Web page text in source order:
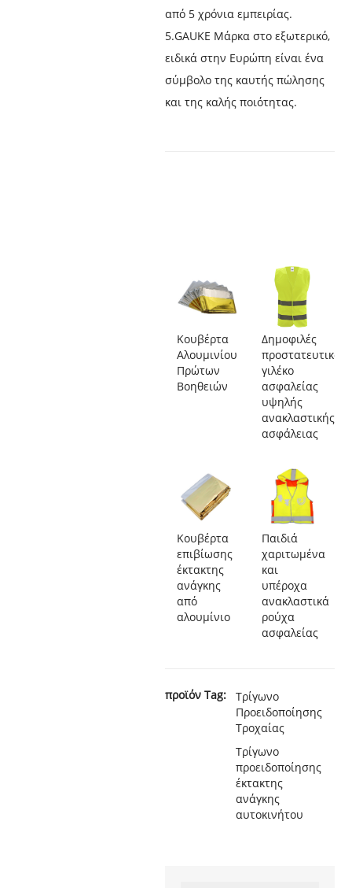
από 5 χρόνια εμπειρίας.
5.GAUKE Μάρκα στο εξωτερικό,
ειδικά στην Ευρώπη είναι ένα
σύμβολο της καυτής πώλησης
και της καλής ποιότητας.
Κουβέρτα
Αλουμινίου
Πρώτων
Βοηθειών
Δημοφιλές
προστατευτικό
γιλέκο
ασφαλείας
υψηλής
ανακλαστικής
ασφάλειας
Κουβέρτα
επιβίωσης
έκτακτης
ανάγκης
από
αλουμίνιο
Παιδιά
χαριτωμένα
και
υπέροχα
ανακλαστικά
ρούχα
ασφαλείας
προϊόν Tag:
Τρίγωνο
Προειδοποίησης
Τροχαίας
Τρίγωνο
προειδοποίησης
έκτακτης
ανάγκης
αυτοκινήτου